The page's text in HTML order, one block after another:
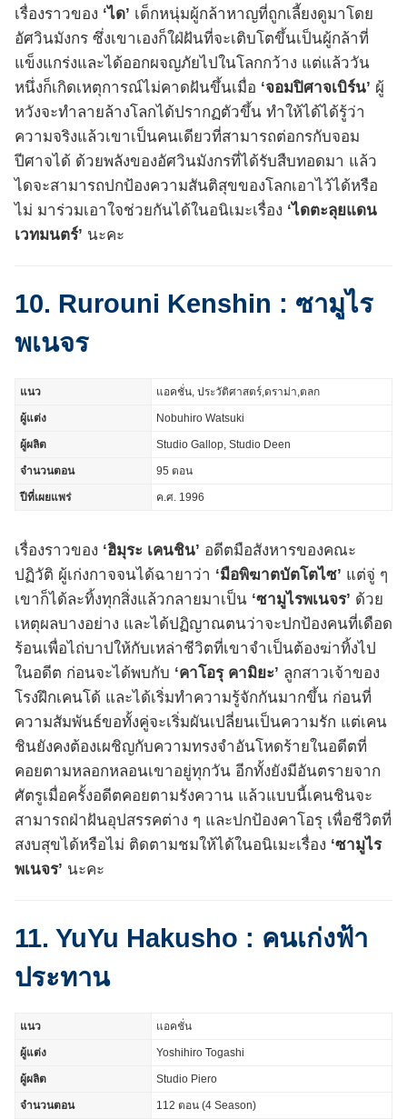
เรื่องราวของ ‘ได’ เด็กหนุ่มผู้กล้าหาญที่ถูกเลี้ยงดูมาโดย
อัศวินมังกร ซึ่งเขาเองก็ใฝ่ฝันที่จะเติบโตขึ้นเป็นผู้กล้าที่
แข็งแกร่งและได้ออกผจญภัยไปในโลกกว้าง แต่แล้ววัน
หนึ่งก็เกิดเหตุการณ์ไม่คาดฝันขึ้นเมื่อ ‘จอมปิศาจเบิร์น’ ผู้
หวังจะทำลายล้างโลกได้ปรากฏตัวขึ้น ทำให้ได้ได้รู้ว่า
ความจริงแล้วเขาเป็นคนเดียวที่สามารถต่อกรกับจอม
ปีศาจได้ ด้วยพลังของอัศวินมังกรที่ได้รับสืบทอดมา แล้ว
ไดจะสามารถปกป้องความสันติสุขของโลกเอาไว้ได้หรือ
ไม่ มาร่วมเอาใจช่วยกันได้ในอนิเมะเรื่อง ‘ไดตะลุยแดน
เวทมนตร์’ นะคะ
10. Rurouni Kenshin : ซามูไร
พเนจร
แนว แอคชั่น, ประวัติศาสตร์,ดราม่า,ตลก
ผู้แต่ง Nobuhiro Watsuki
ผู้ผลิต Studio Gallop, Studio Deen
จำนวนตอน 95 ตอน
ปีที่เผยแพร่ ค.ศ. 1996
เรื่องราวของ ‘ฮิมุระ เคนชิน’ อดีตมือสังหารของคณะ
ปฏิวัติ ผู้เก่งกาจจนได้ฉายาว่า ‘มือพิฆาตบัตโตไซ’ แต่จู่ ๆ
เขาก็ได้ละทิ้งทุกสิ่งแล้วกลายมาเป็น ‘ซามูไรพเนจร’ ด้วย
เหตุผลบางอย่าง และได้ปฏิญาณตนว่าจะปกป้องคนที่เดือด
ร้อนเพื่อไถ่บาปให้กับเหล่าชีวิตที่เขาจำเป็นต้องฆ่าทิ้งไป
ในอดีต ก่อนจะได้พบกับ ‘คาโอรุ คามิยะ’ ลูกสาวเจ้าของ
โรงฝึกเคนโด้ และได้เริ่มทำความรู้จักกันมากขึ้น ก่อนที่
ความสัมพันธ์ขอทั้งคู่จะเริ่มผันเปลี่ยนเป็นความรัก แต่เคน
ชินยังคงต้องเผชิญกับความทรงจำอันโหดร้ายในอดีตที่
คอยตามหลอกหลอนเขาอยู่ทุกวัน อีกทั้งยังมีอันตรายจาก
ศัตรูเมื่อครั้งอดีตคอยตามรังควาน แล้วแบบนี้เคนชินจะ
สามารถฝ่าฝันอุปสรรคต่าง ๆ และปกป้องคาโอรุ เพื่อชีวิตที่
สงบสุขได้หรือไม่ ติดตามชมให้ได้ในอนิเมะเรื่อง ‘ซามูไร
พเนจร’ นะคะ
11. YuYu Hakusho : คนเก่งฟ้า
ประทาน
แนว แอคชั่น
ผู้แต่ง Yoshihiro Togashi
ผู้ผลิต Studio Piero
จำนวนตอน 112 ตอน (4 Season)